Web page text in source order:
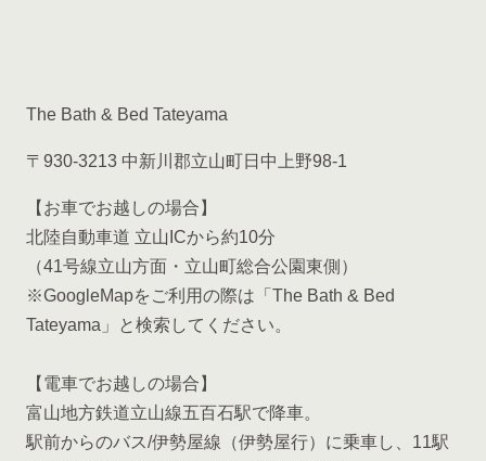
The Bath & Bed Tateyama
〒930-3213 中新川郡立山町日中上野98-1
【お車でお越しの場合】
北陸自動車道 立山ICから約10分
（41号線立山方面・立山町総合公園東側）
※GoogleMapをご利用の際は「The Bath & Bed
Tateyama」と検索してください。
【電車でお越しの場合】
富山地方鉄道立山線五百石駅で降車。
駅前からのバス/伊勢屋線（伊勢屋行）に乗車し、11駅